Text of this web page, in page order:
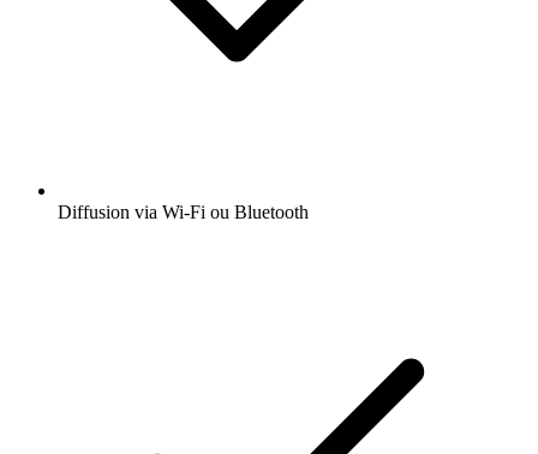
Diffusion via Wi-Fi ou Bluetooth